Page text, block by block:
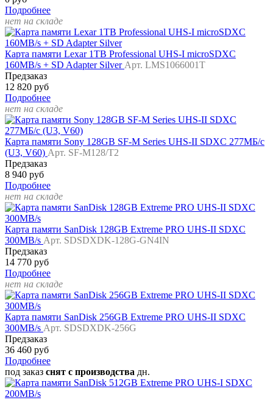
Подробнее
нет на складе
Карта памяти Lexar 1TB Professional UHS-I microSDXC
160MB/s + SD Adapter Silver Арт. LMS1066001T
Предзаказ
12 820 руб
Подробнее
нет на складе
Карта памяти Sony 128GB SF-M Series UHS-II SDXC 277МБ/с
(U3, V60) Арт. SF-M128/T2
Предзаказ
8 940 руб
Подробнее
нет на складе
Карта памяти SanDisk 128GB Extreme PRO UHS-II SDXC
300MB/s Арт. SDSDXDK-128G-GN4IN
Предзаказ
14 770 руб
Подробнее
нет на складе
Карта памяти SanDisk 256GB Extreme PRO UHS-II SDXC
300MB/s Арт. SDSDXDK-256G
Предзаказ
36 460 руб
Подробнее
под заказ снят с производства дн.